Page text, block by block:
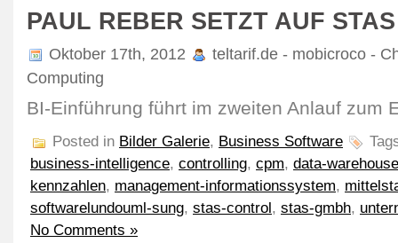
PAUL REBER SETZT AUF
Oktober 17th, 2012
teltarif.de - mobicroco -
Computing
BI-Einführung führt im zweiten Anlauf zum
Posted in Bilder Galerie, Business Software
business-intelligence, controlling, cpm, data-warehouse
kennzahlen, management-informationssystem,
softwarelundouml-sung, stas-control, stas-gmbh,
No Comments »